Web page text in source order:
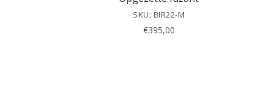
SKU: BIR22-M
€395,00